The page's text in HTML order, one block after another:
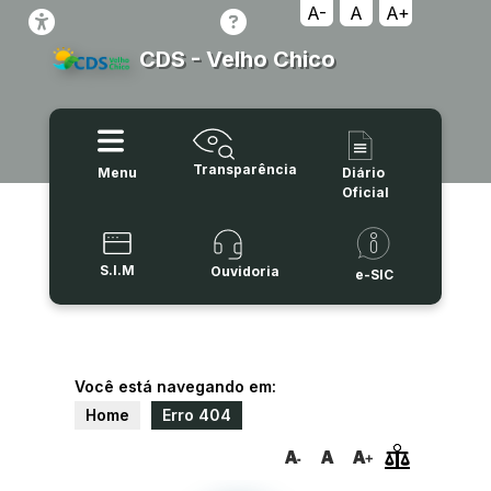
A- A A+
CDS - Velho Chico
Menu Transparência
Diário
Oficial
S.I.M Ouvidoria e-SIC
Você está navegando em:
Home
Erro 404